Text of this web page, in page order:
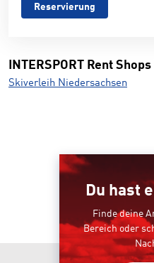
Reservierung
INTERSPORT Rent
Skiverleih Niedersachsen
Du hast
Finde deine
Bereich oder